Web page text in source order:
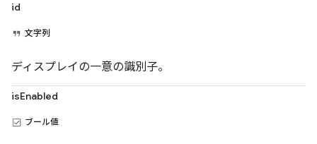
id
文字列
ディスプレイの一意の識別子。
isEnabled
ブール値